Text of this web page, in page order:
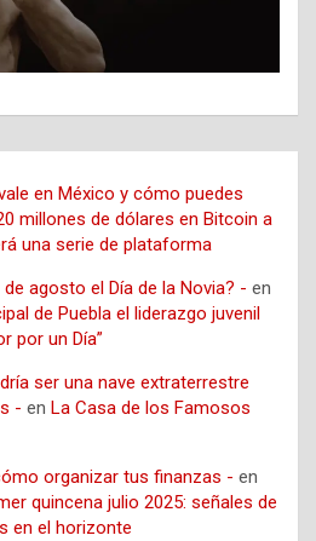
en México y cómo puedes
millones de dólares en Bitcoin a
una serie de plataforma
agosto el Día de la Novia? - en
de Puebla el liderazgo juvenil
por un Día”
ser una nave extraterrestre
- en La Casa de los Famosos
organizar tus finanzas - en
quincena julio 2025: señales de
en el horizonte